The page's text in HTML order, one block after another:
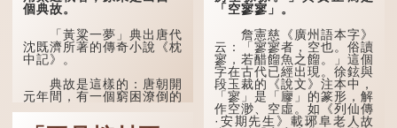
智慧的「智」相通，四十歲
的男人應已累積足夠智慧，
不再對自己的人生感到困
惑、憂慮與恐懼。
「人生十年曰幼，學；二十
曰弱，冠；三十曰壯，有
室。」這說明三十歲在...
個典故。
「黃粱一夢」典出唐代
沈既濟所著的傳奇小說《枕
中記》。
典故是這樣的：唐朝開
元年間，有一個窮困潦倒的
盧姓書生，在上京赴考的途
中經過一間旅店休息，碰巧
「空寥寥」。
詹憲慈《廣州語本字》
云：「寥寥者，空也。俗讀
寥，若醋餾魚之餾。」這個
字在古代已經出現。徐鉉與
段玉裁的《說文》注本中，
「寥」是「廫」的篆形，解
作空渺、空虛。如《列仙傳
·安期先生》載琊阜老人故